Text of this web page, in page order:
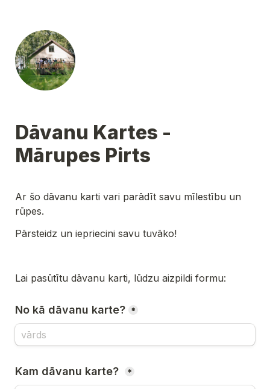
Dāvanu Kartes -
Mārupes Pirts
Ar šo dāvanu karti vari parādīt savu mīlestību un
rūpes.
Pārsteidz un iepriecini savu tuvāko!
Lai pasūtītu dāvanu karti, lūdzu aizpildi formu:
No kā dāvanu karte? *
Kam dāvanu karte? *